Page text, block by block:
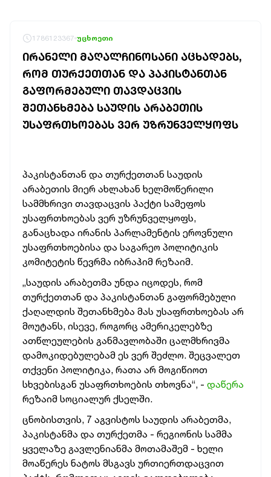
1786123367 უცხოეთი
ᲘᲠᲐᲜᲔᲚᲘ ᲛᲐᲦᲐᲚᲩᲘᲜᲝᲡᲐᲜᲘ ᲐᲪᲮᲐᲓᲔᲑᲡ,
ᲠᲝᲛ ᲗᲣᲠᲥᲔᲗᲗᲐᲜ ᲓᲐ ᲞᲐᲙᲘᲡᲢᲐᲜᲗᲐᲜ
ᲒᲐᲤᲝᲠᲛᲔᲑᲣᲚᲘ ᲗᲐᲕᲓᲐᲪᲕᲘᲡ
ᲨᲔᲗᲐᲜᲮᲛᲔᲑᲐ ᲡᲐᲣᲓᲘᲡ ᲐᲠᲐᲑᲔᲗᲘᲡ
ᲣᲡᲐᲤᲠᲗᲮᲝᲔᲑᲐᲡ ᲕᲔᲠ ᲣᲖᲠᲣᲜᲕᲔᲚᲧᲝᲤᲡ
პაკისტანთან და თურქეთთან საუდის
არაბეთის მიერ ახლახან ხელმოწერილი
სამმხრივი თავდაცვის პაქტი სამეფოს
უსაფრთხოებას ვერ უზრუნველყოფს,
განაცხადა ირანის პარლამენტის ეროვნული
უსაფრთხოებისა და საგარეო პოლიტიკის
კომიტეტის წევრმა იბრაჰიმ რეზაიმ.
„საუდის არაბეთმა უნდა იცოდეს, რომ
თურქეთთან და პაკისტანთან გაფორმებული
ქაღალდის შეთანხმება მას უსაფრთხოებას არ
მოუტანს, ისევე, როგორც ამერიკელებზე
ათწლეულების განმავლობაში ცალმხრივმა
დამოკიდებულებამ ეს ვერ შეძლო. შეცვალეთ
თქვენი პოლიტიკა, რათა არ მოგიწიოთ
სხვებისგან უსაფრთხოების თხოვნა“, - დაწერა
რეზაიმ სოციალურ ქსელში.
ცნობისთვის, 7 აგვისტოს საუდის არაბეთმა,
პაკისტანმა და თურქეთმა - რეგიონის სამმა
ყველაზე გავლენიანმა მოთამაშემ - ხელი
მოაწერეს ნატოს მსგავს ურთიერთდაცვით